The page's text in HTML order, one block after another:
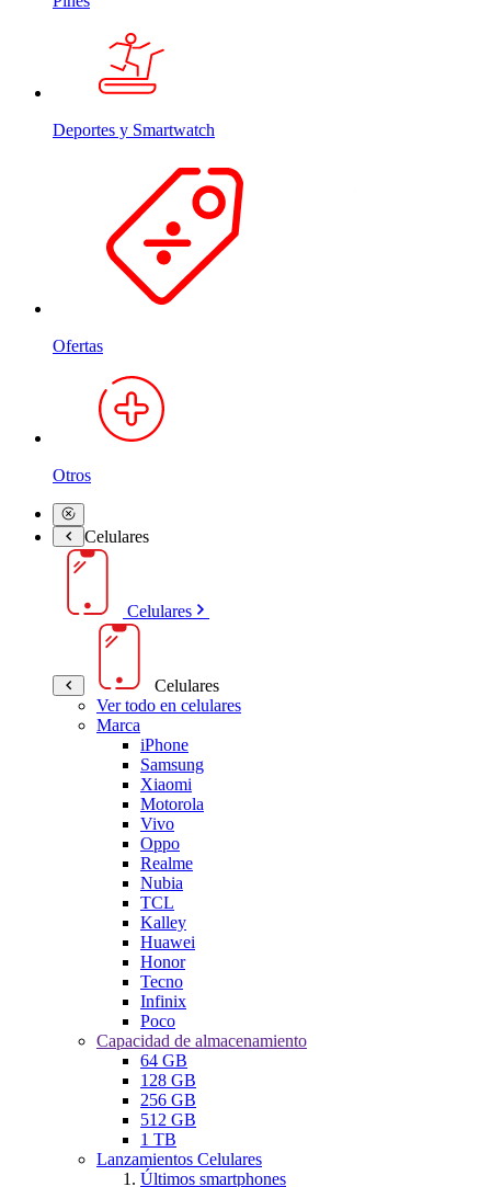
Deportes y Smartwatch
Ofertas
Otros
Celulares
Celulares
Celulares
Ver todo en celulares
Marca
iPhone
Samsung
Xiaomi
Motorola
Vivo
Oppo
Realme
Nubia
TCL
Kalley
Huawei
Honor
Tecno
Infinix
Poco
Capacidad de almacenamiento
64 GB
128 GB
256 GB
512 GB
1 TB
Lanzamientos Celulares
Últimos smartphones